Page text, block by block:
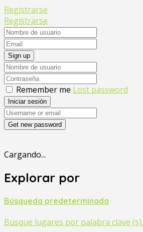
Registrarse
Registrarse
Sign up
Remember me Lost password
Iniciar sesión
Get new password
Cargando...
Explorar por
Búsqueda predeterminada
Busque lugares por palabra clave (s).